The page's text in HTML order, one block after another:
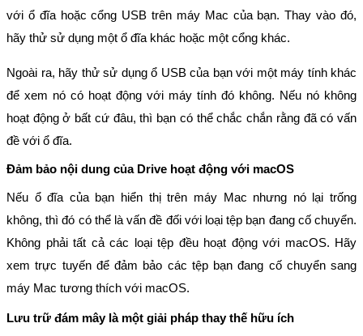
với ổ đĩa hoặc cổng USB trên máy Mac của bạn. Thay vào đó,
hãy thử sử dụng một ổ đĩa khác hoặc một cổng khác.
Ngoài ra, hãy thử sử dụng ổ USB của bạn với một máy tính khác
để xem nó có hoạt động với máy tính đó không. Nếu nó không
hoạt động ở bất cứ đâu, thì bạn có thể chắc chắn rằng đã có vấn
đề với ổ đĩa.
Đảm bảo nội dung của Drive hoạt động với macOS
Nếu ổ đĩa của bạn hiển thị trên máy Mac nhưng nó lại trống
không, thì đó có thể là vấn đề đối với loại tệp bạn đang cố chuyển.
Không phải tất cả các loại tệp đều hoạt động với macOS. Hãy
xem trực tuyến để đảm bảo các tệp bạn đang cố chuyển sang
máy Mac tương thích với macOS.
Lưu trữ đám mây là một giải pháp thay thế hữu ích